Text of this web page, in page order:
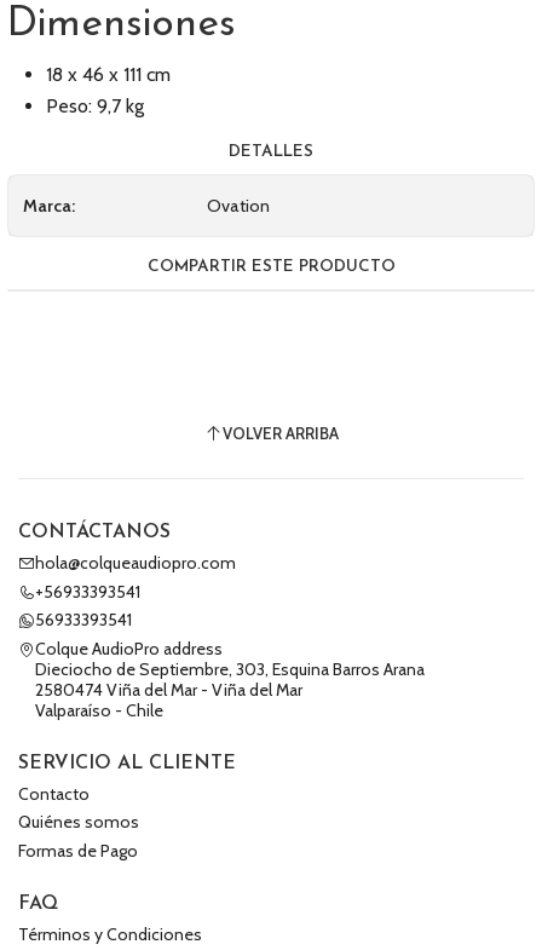
Dimensiones
18 x 46 x 111 cm
Peso: 9,7 kg
DETALLES
Marca: Ovation
COMPARTIR ESTE PRODUCTO
VOLVER ARRIBA
CONTÁCTANOS
hola@colqueaudiopro.com
+56933393541
56933393541
Colque AudioPro address
Dieciocho de Septiembre, 303, Esquina Barros Arana
2580474 Viña del Mar - Viña del Mar
Valparaíso - Chile
SERVICIO AL CLIENTE
Contacto
Quiénes somos
Formas de Pago
FAQ
Términos y Condiciones